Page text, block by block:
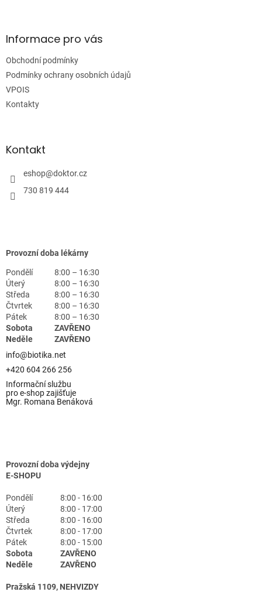
aInformace pro vás
Obchodní podmínky
Podmínky ochrany osobních údajů
VPOIS
Kontakty
Kontakt
eshop@doktor.cz
730 819 444
Provozní doba lékárny
Pondělí
8:00 – 16:30
Úterý
8:00 – 16:30
Středa
8:00 – 16:30
Čtvrtek
8:00 – 16:30
Pátek
8:00 – 16:30
Sobota
ZAVŘENO
Neděle
ZAVŘENO
info@biotika.net
+420 604 266 256
Informační službu
pro e-shop zajišťuje
Mgr. Romana Benáková
Provozní doba výdejny
E-SHOPU
Pondělí
8:00 - 16:00
Úterý
8:00 - 17:00
Středa
8:00 - 16:00
Čtvrtek
8:00 - 17:00
Pátek
8:00 - 15:00
Sobota
ZAVŘENO
Neděle
ZAVŘENO
Pražská 1109, NEHVIZDY